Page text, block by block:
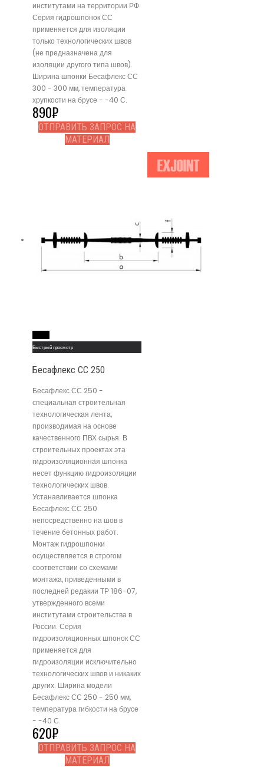
институтами на территории РФ.
Серия гидрошпонок СС
применяется для изоляции
только технологических швов
(не предназначена для
изоляции другого типа швов).
Ширина шпонки Бесафлекс СС
300 - 300 мм, температура
хрупкости на брусе - -40 С.
890₽
ОТПРАВИТЬ ЗАПРОС НА
МАТЕРИАЛ
Быстрый просмотр
Бесафлекс СС 250
Бесафлекс СС 250 -
специальная строительная
технологическая лента,
производимая на основе
качественного ПВХ сырья. В
строительных проектах эта
гидроизоляционная шпонка
несет функцию гидроизоляции
технологических швов.
Устанавливается шпонка
Бесафлекс СС 250
непосредственно на шов в
течение бетонных работ.
Монтаж гидрошпонки
осуществляется в строгом
соответствии со схемами
монтажа, приведенными в
последней редакии ТР 186-07,
утвержденного всеми
институтами строительства в
России. Серия
гидроизоляционных шпонок СС
применяется для
гидроизоляции исключительно
технологических швов и никаких
других. Ширина модели
Бесафлекс СС 250 - 250 мм,
температура гибкости на брусе
- -40 С.
620₽
ОТПРАВИТЬ ЗАПРОС НА
МАТЕРИАЛ